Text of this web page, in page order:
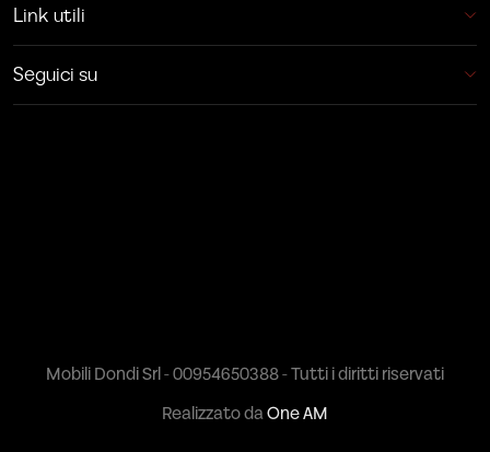
Link utili
Seguici su
Mobili Dondi Srl - 00954650388 - Tutti i diritti riservati
Realizzato daOne AM